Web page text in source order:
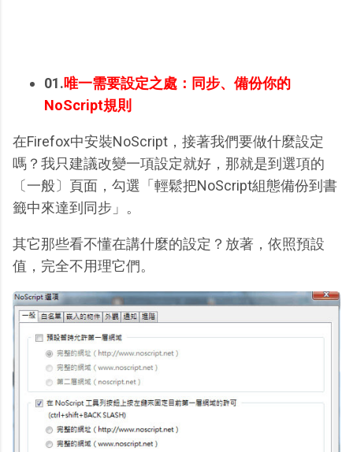
01.唯一需要設定之處：同步、備份你的
NoScript規則
在Firefox中安裝NoScript，接著我們要做什麼設定
嗎？我只建議改變一項設定就好，那就是到選項的
〔一般〕頁面，勾選「輕鬆把NoScript組態備份到書
籤中來達到同步」。
其它那些看不懂在講什麼的設定？放著，依照預設
值，完全不用理它們。